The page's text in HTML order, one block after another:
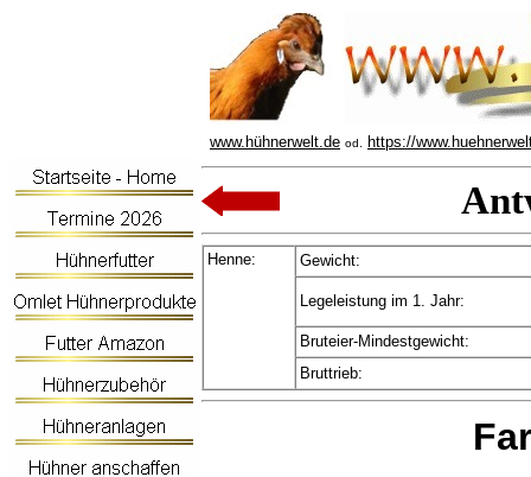
www.hühnerwelt.de od. https://
Henne: Gewicht:
Legeleistung im 1. Jahr:
Bruteier-Mindestgewicht:
Bruttrieb: